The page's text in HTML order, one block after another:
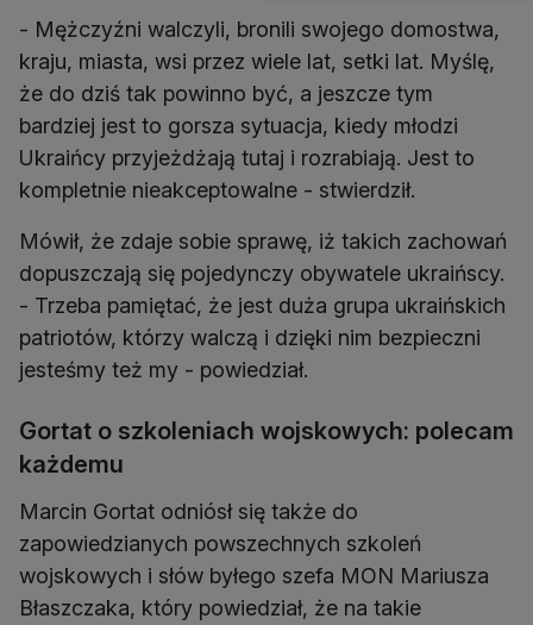
- Mężczyźni walczyli, bronili swojego domostwa,
kraju, miasta, wsi przez wiele lat, setki lat. Myślę,
że do dziś tak powinno być, a jeszcze tym
bardziej jest to gorsza sytuacja, kiedy młodzi
Ukraińcy przyjeżdżają tutaj i rozrabiają. Jest to
kompletnie nieakceptowalne - stwierdził.
Mówił, że zdaje sobie sprawę, iż takich zachowań
dopuszczają się pojedynczy obywatele ukraińscy.
- Trzeba pamiętać, że jest duża grupa ukraińskich
patriotów, którzy walczą i dzięki nim bezpieczni
jesteśmy też my - powiedział.
Gortat o szkoleniach wojskowych: polecam
każdemu
Marcin Gortat odniósł się także do
zapowiedzianych powszechnych szkoleń
wojskowych i słów byłego szefa MON Mariusza
Błaszczaka, który powiedział, że na takie